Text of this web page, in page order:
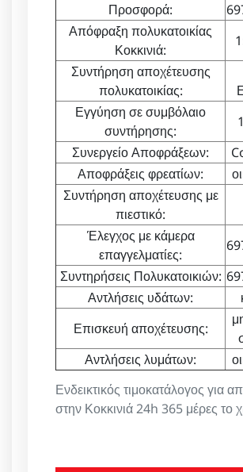
Ενδεικτικός τιμοκατάλογος για
στην Κοκκινιά 24h 365 μέρες το
Προσφορά:
Απόφραξη πολυκατοικίας
Κοκκινιά:
Συντήρηση αποχέτευσης
πολυκατοικίας:
Εγγύηση σε συμβόλαιο
συντήρησης:
Συνεργείο Αποφράξεων:
Αποφράξεις φρεατίων:
Συντήρηση αποχέτευσης με
πιεστικό:
Έλεγχος με κάμερα
επαγγελματίες:
Συντηρήσεις Πολυκατοικιών:
Αντλήσεις υδάτων:
Επισκευή αποχέτευσης:
Αντλήσεις λυμάτων: